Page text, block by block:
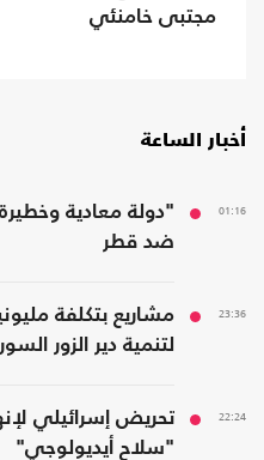
مجتبى خامنئي
أخبار الساعة
01:16
"دولة معادية
ضد قطر
23:36
مشاريع بتكلفة
لتنمية دير الزور
22:24
تحريض إسرائيلي
"سلاح أيديولوجي"